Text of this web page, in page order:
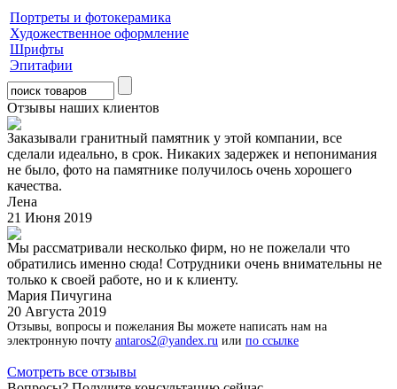
Портреты и фотокерамика
Художественное оформление
Шрифты
Эпитафии
Отзывы наших клиентов
Заказывали гранитный памятник у этой компании, все
сделали идеально, в срок. Никаких задержек и непонимания
не было, фото на памятнике получилось очень хорошего
качества.
Лена
21 Июня 2019
Мы рассматривали несколько фирм, но не пожелали что
обратились именно сюда! Сотрудники очень внимательны не
только к своей работе, но и к клиенту.
Мария Пичугина
20 Августа 2019
Отзывы, вопросы и пожелания Вы можете написать нам на
электронную почту antaros2@yandex.ru или по ссылке
Смотреть все отзывы